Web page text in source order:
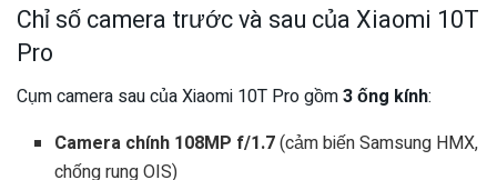
Chỉ số camera trước và sau của Xiaomi 10T
Pro
Cụm camera sau của Xiaomi 10T Pro gồm3 ống kính:
Camera chính 108MP f/1.7(cảm biến Samsung HMX,
chống rung OIS)